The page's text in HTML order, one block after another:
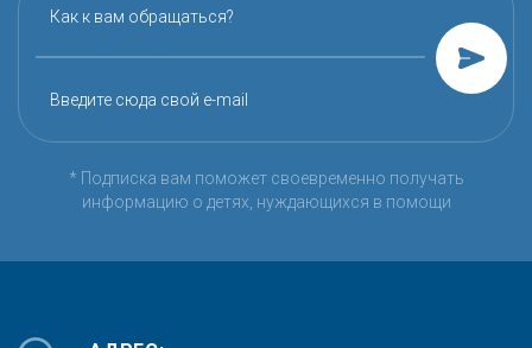
Как к вам обращаться?
Введите сюда свой e-mail
* Подписка вам поможет своевременно получать
информацию о детях, нуждающихся в помощи